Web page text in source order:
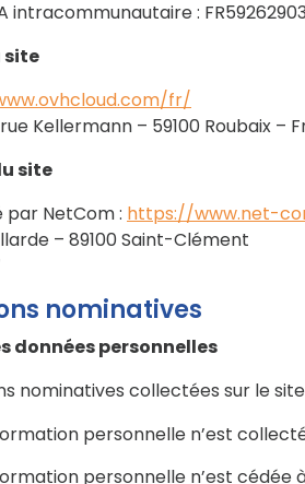
intracommunautaire :
site
fr/
Kellermann – 59100 Roubaix –
site
par NetCom : https://www.net-
– 89100 Saint-Clément
nominatives
données personnelles
nominatives collectées sur le
personnelle n’est
personnelle n’est cédée